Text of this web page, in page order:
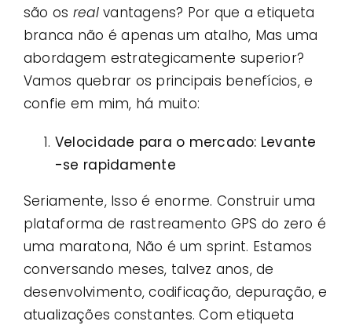
são os realvantagens? Por que a etiqueta
branca não é apenas um atalho, Mas uma
abordagem estrategicamente superior?
Vamos quebrar os principais benefícios, e
confie em mim, há muito:
Velocidade para o mercado: Levante
-se rapidamente
Seriamente, Isso é enorme. Construir uma
plataforma de rastreamento GPS do zero é
uma maratona, Não é um sprint. Estamos
conversando meses, talvez anos, de
desenvolvimento, codificação, depuração, e
atualizações constantes. Com etiqueta